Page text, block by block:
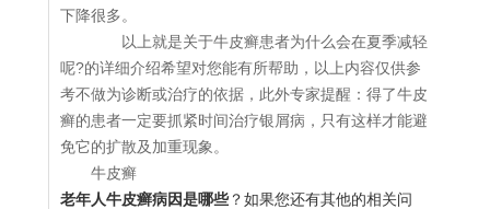
下降很多。
以上就是关于牛皮癣患者为什么会在夏季减轻
呢?的详细介绍希望对您能有所帮助，以上内容仅供参
考不做为诊断或治疗的依据，此外专家提醒：得了牛皮
癣的患者一定要抓紧时间治疗银屑病，只有这样才能避
免它的扩散及加重现象。
牛皮癣
老年人牛皮癣病因是哪些？如果您还有其他的相关问